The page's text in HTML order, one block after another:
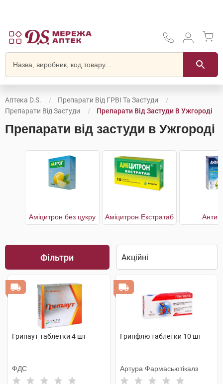
Аптека D.S.
Препарати Від ГРВІ Та Застуди
Препарати Від Застуди
Препарати Від Застуди В Ужгороді
Препарати від застуди в Ужгороді
Аміцитрон без цукру Аміцитрон Екстратаб
Фільтри
Грипаут таблетки 4 шт
ФДС
Грипфлю таблетки 10 шт
Артура Фармасьютікалз